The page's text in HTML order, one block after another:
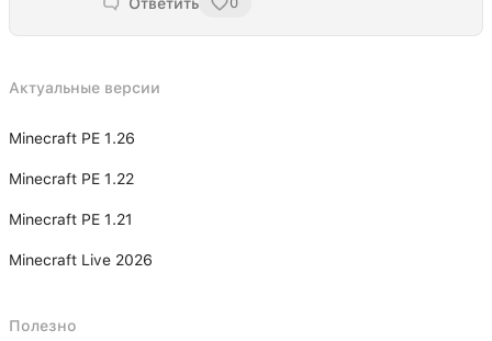
Актуальные версии
Minecraft PE 1.26
Minecraft PE 1.22
Minecraft PE 1.21
Minecraft Live 2026
Полезно